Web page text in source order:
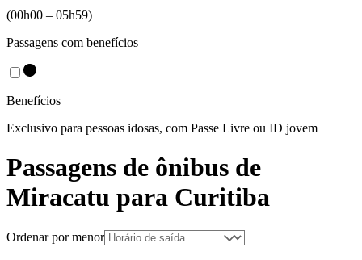
(00h00 – 05h59)
Passagens com benefícios
Benefícios
Exclusivo para pessoas idosas, com Passe Livre ou ID jovem
Passagens de ônibus de
Miracatu para Curitiba
Ordenar por menor